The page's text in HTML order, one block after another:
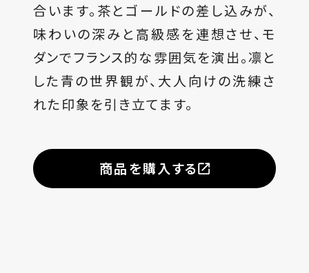
合います。茶とゴールドの差し込みが、
味わいの深みと高級感を連想させ、モ
ダンでフランス的な雰囲気を演出。凛と
した青の世界観が、大人向けの洗練さ
れた印象を引き立てます。
商品を購入する